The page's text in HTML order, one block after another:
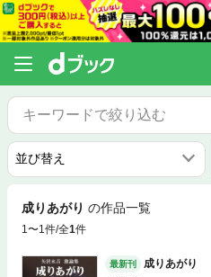
成りあがり の作品一覧
1〜1件/全1件
最新刊
成りあがり